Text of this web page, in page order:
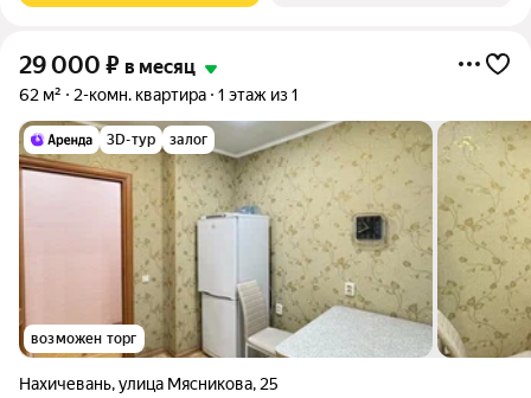
29 000 ₽ в месяц
62 м² 2-комн. квартира 1 этаж из 1
3D-тур залог
возможен торг
Нахичевань,улица Мясникова, 25